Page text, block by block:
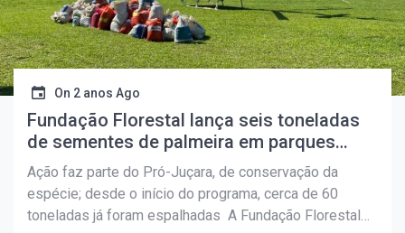
On 2 anos Ago
Fundação Florestal lança seis toneladas
de sementes de palmeira em parques
estaduais no Vale do Ribeira
Ação faz parte do Pró-Juçara, de conservação da
espécie; desde o início do programa, cerca de 60
toneladas já foram espalhadas A Fundação Florestal